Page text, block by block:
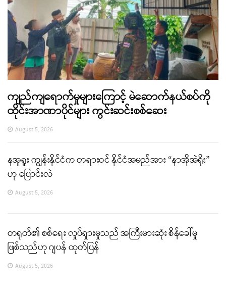
ကျည်ကျရောက်မှုများကြောင့် မဲဆောက်နယ်စပ်ကို
ထိုင်းအာဏာပိုင်များ ကွင်းဆင်းစစ်ဆေး
August 5, 2026
နအူရူး ကျွန်းနိုင်ငံက တရားဝင် နိုင်ငံအမည်အား “နာအိုအဲရိုး”
ဟု ပြောင်းလဲ
August 5, 2026
တရုတ်၏ စစ်ရေး လှုပ်ရှားမှုသည် အကြီးမားဆုံး စိန်ခေါ်မှု
ဖြစ်သည်ဟု ဂျပန် ထုတ်ပြန်
August 5, 2026